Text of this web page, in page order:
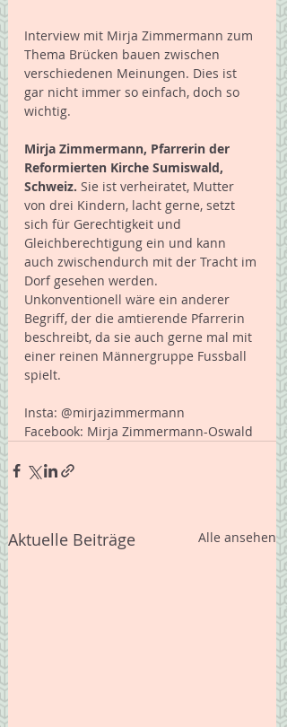
Interview mit Mirja Zimmermann zum
Thema Brücken bauen zwischen
verschiedenen Meinungen. Dies ist
gar nicht immer so einfach, doch so
wichtig.
Mirja Zimmermann, Pfarrerin der
Reformierten Kirche Sumiswald,
Schweiz. Sie ist verheiratet, Mutter
von drei Kindern, lacht gerne, setzt
sich für Gerechtigkeit und
Gleichberechtigung ein und kann
auch zwischendurch mit der Tracht im
Dorf gesehen werden.
Unkonventionell wäre ein anderer
Begriff, der die amtierende Pfarrerin
beschreibt, da sie auch gerne mal mit
einer reinen Männergruppe Fussball
spielt.
Insta: @mirjazimmermann
Facebook: Mirja Zimmermann-Oswald
Aktuelle Beiträge Alle ansehen